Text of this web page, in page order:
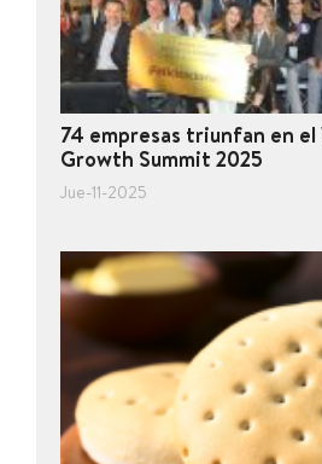
74 empresas triunfan en el
Growth Summit 2025
Jue-11-2025